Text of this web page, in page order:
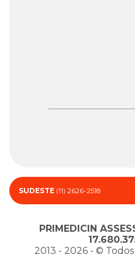
SUDESTE (11) 2626-2518
PRIMEDICIN
2013 - 2026 - ©️